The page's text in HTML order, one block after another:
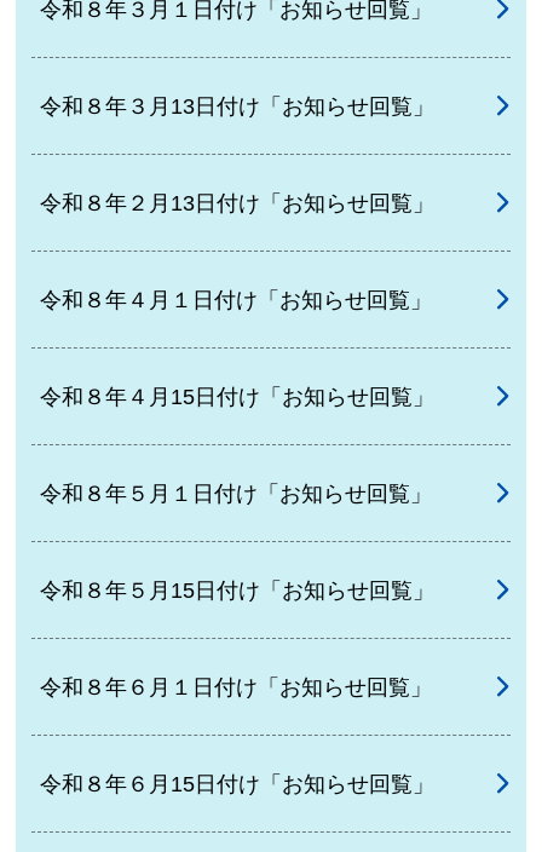
令和８年３月１日付け「お知らせ回覧」
令和８年３月13日付け「お知らせ回覧」
令和８年２月13日付け「お知らせ回覧」
令和８年４月１日付け「お知らせ回覧」
令和８年４月15日付け「お知らせ回覧」
令和８年５月１日付け「お知らせ回覧」
令和８年５月15日付け「お知らせ回覧」
令和８年６月１日付け「お知らせ回覧」
令和８年６月15日付け「お知らせ回覧」